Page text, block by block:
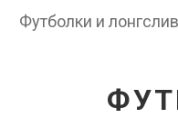
Футболки и